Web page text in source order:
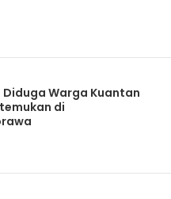
Diduga Warga Kuantan
di